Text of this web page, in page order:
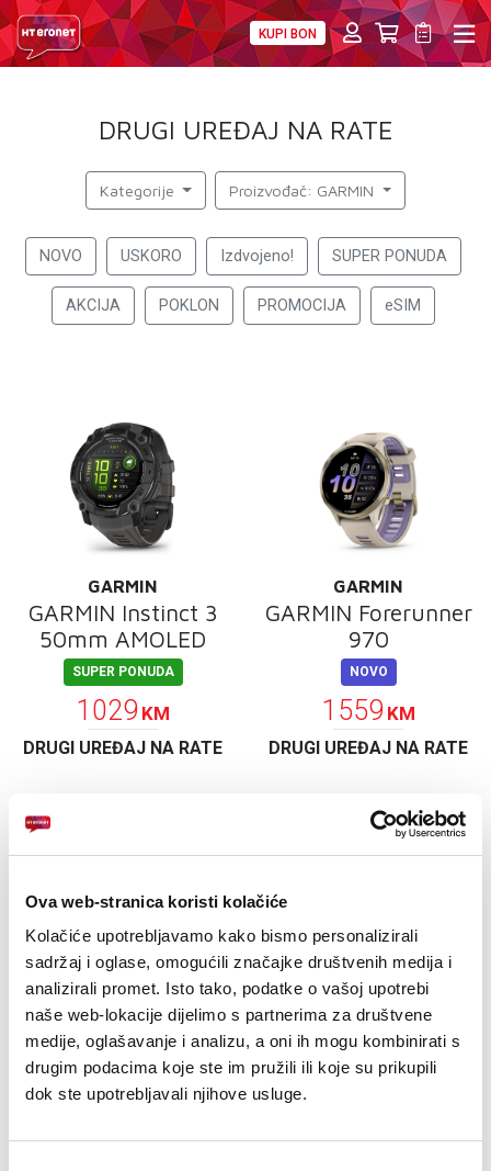
Ova web-stranica koristi kolačiće
Kolačiće upotrebljavamo kako bismo personalizirali
sadržaj i oglase, omogućili značajke društvenih medija i
analizirali promet. Isto tako, podatke o vašoj upotrebi
naše web-lokacije dijelimo s partnerima za društvene
medije, oglašavanje i analizu, a oni ih mogu kombinirati s
drugim podacima koje ste im pružili ili koje su prikupili
dok ste upotrebljavali njihove usluge.
KUPI BON
!HEJ
INTERNET+TV
MOJ PROFIL
E-RAČUN
PODRŠKA
TELEFONSKI IMENIK
DRUGI UREĐAJ NA RATE
Kategorije Proizvođač: GARMIN
NOVO USKORO Izdvojeno! SUPER PONUDA
AKCIJA POKLON PROMOCIJA eSIM
GARMIN
GARMIN Instinct 3
50mm AMOLED
SUPER PONUDA
1029 KM
DRUGI UREĐAJ NA RATE
GARMIN
GARMIN Forerunner
970
NOVO
1559 KM
DRUGI UREĐAJ NA RATE
GARMIN
GARMIN Vivomove
Sport
GARMIN fenix 8
51mm AMOLED
Sapphire Carbon
NOVO